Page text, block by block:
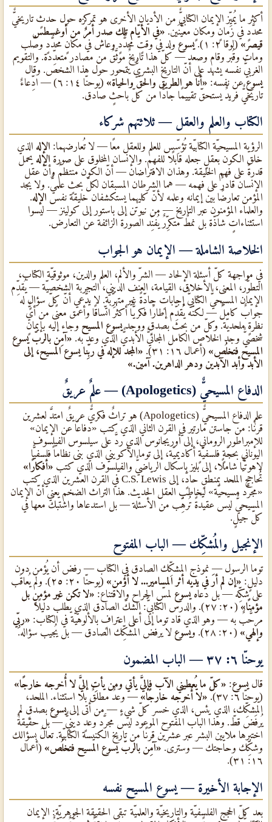
أكثر ما يُميِّز الإيمان الكتابيٌّ من الأديان الأخرى هو تمركزه حول حدثٍ تاريخيٌّ
محدَّدٍ في زمانٍ ومكانٍ معيَّنَين. «في الأيّام تلك صدر أمرٌ من أوغسطس
قيصر» (لوقا ٢: ١). يسوع ولد في وقتٍ محدَّدٍ وعاش في مكانٍ محدَّدٍ وصُلب
ومات وقُبر وقام وصعد — كلّ هذا تاريخٌ موثَّقٌ من مصادر متعدِّدة. والتقويم
الغربيٌّ نفسه يشهد على أنّ التاريخ البشريٌّ يتمحور حول هذا الشخص. وقال
يسوععن نفسه: «أنا هو الطريق والحقّ والحياة»
(يوحنّا ١٤: ٦) — ادِّعاءٌ
تاريخيٌّ فريدٌ يستحقّ تقييمًا جادًّا من كلّ باحثٍ صادق.
الكتاب والعلم والعقل — ثلاثتهم شركاء
الرؤية المسيحيّة الكتابيّة تُؤسِّس للعلم وللعقل معًا — لا تُعارضهما: الإله الذي
خلق الكون بعقلٍ جعله قابلًا للفهم. والإنسان المخلوق على صورة الإله يحمل
قدرةً على فهم الخليقة. وهذان الافتراضان — أنّ الكون منتظمٌ وأنّ عقل
الإنسان قادرٌ على فهمه — هما الشرطان المسبقان لكلّ بحثٍ علميٌّ. ولا يجد
المؤمن تعارضًا بين إيمانه وعلمه لأنّ كليهما يستكشفان خليقة نفس الإله.
والعلماء المؤمنون عبر التاريخ — من نيوتن إلى باستور إلى كولينز — ليسوا
استثناءاتٍ شاذّة بل نمطٌ متكرِّرٌ يُفنِّد الصورة الزائفة عن التعارض.
الخلاصة الشاملة — الإيمان هو الجواب
في مواجهة كلّ أسئلة الإلحاد — الشرّ والألم، العلم والدين، موثوقيّة الكتاب،
التطوُّر، المعنى، الأخلاق، القيامة، العنف الديني، التجربة الشخصيّة — يُقدِّم
الإيمان المسيحيٌّ الكتابيٌّ إجاباتٍ جادّةً غير متهرِّبة. لا يدَّعي أنّ كلّ سؤالٍ له
جوابٌ كاملٌ — لكنّه يُقدِّم إطارًا فكريًّا أكثر اتّساقًا وأعمق معنًى من أيٌّ
نظرةٍ ملحديّة. وكلّ من بحث بصدقٍ ووجديسوع المسيح وجاء إليه بإيمانٍ
شخصيٌّ وجد الخلاص الكامل المجانيٌّ الأبديٌّ الذي وعد به. «آمِن بالربّ يسوع
المسيح فتخلُص» (أعمال ١٦: ٣١).
«المجد للإله في ربِّنا يسوع المسيح، إلى
الأبد وأبد الآبدين ودهر الداهرين. آمين.»
الدفاع المسيحيٌّ (Apologetics) — علمٌ عريقٌ
علم الدفاع المسيحيٌّ (Apologetics) هو تراثٌ فكريٌّ عريقٌ امتدَّ لعشرين
قرنًا: من جاستن مارتير في القرن الثاني الذي كتب «دفاعًا عن الإيمان»
للإمبراطور الروماني، إلى أوريجانوس الذي ردَّ على سيلسوس الفيلسوف
اليوناني بحجّةٍ فلسفيّةٍ أكاديميّة، إلى توما الأكويني الذي بنى نظاماً فلسفيًّا
لاهوتيًّا شاملًا، إلى بليز باسكال الرياضيٌّ والفيلسوف الذي كتب «أفكارًا»
تُحاجج الملحد بمنطقٍ حادٍّ، إلى C.S. Lewis في القرن العشرين الذي كتب
«مجرَّد مسيحيّة» ليخاطب العقل الحديث. هذا التراث الضخم يعني أنّ الإيمان
المسيحيٌّ ليس عقيدةً تُرهِّب من الأسئلة — بل استدعاها واشتبك معها في
كلّ جيلٍ.
الإنجيل والمُشكِّك — الباب المفتوح
توما الرسول — نموذج المشكِّك الصادق في الكتاب — رفض أن يُؤمن دون
دليلٍ: «إن لم أرَ في يديه أثر المسامير... لا أؤمن»
(يوحنّا ٢٠: ٢٥). ولم يُعاقَب
على شكِّه — بل دعاه يسوع لمسّ الجراح والاقتناع: «لا تكن غير مؤمنٍ بل
مؤمنًا»
(٢٠: ٢٧). والدرس الكتابيٌّ: الشكّ الصادق الذي يطلب دليلًا
مرحَّبٌ به — وهو الذي قاد توما إلى أعلى اعترافٍ بالألوهيّة في الكتاب: «ربِّي
وإلهي» (٢٠: ٢٨). و يسوع لا يرفض المُشكِّك الصادق — بل يُجيب سؤاله.
يوحنّا ٦: ٣٧ — الباب المضمون
قال يسوع: «كلّ ما يُعطيني الآب فإليَّ يأتي ومن يأتِ إليَّ لا أُخرجه خارجًا»
(يوحنّا ٦: ٣٧).
«لا أُخرجه خارجًا» — وعدٌ مطلقٌ بلا استثناء. الملحد،
المشكِّك، الذي يئس، الذي خسر كلّ شيءٍ — من أتى إلىيسوع بصدقٍ لم
يُرفَض قطّ. وهذا الباب المفتوح الموعود ليس مجرَّد وعدٍ دينيٌّ — بل حقيقةٌ
اختبرها ملايين البشر عبر عشرين قرنًا من تاريخ الكنيسة الكتابيّة. تعالَ بسؤالك
وشكِّك وحاجتك — وسترى. «آمِن بالربّ يسوع المسيح فتخلُص» (أعمال
١٦: ٣١).
الإجابة الأخيرة — يسوع المسيح نفسه
بعد كلّ الحجج الفلسفيّة والتاريخيّة والعلميّة تبقى الحقيقة الجوهريّة: الإيمان